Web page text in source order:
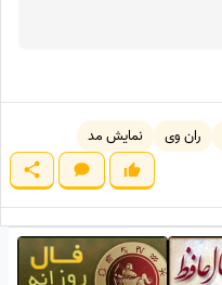
ران وی نمایش مد